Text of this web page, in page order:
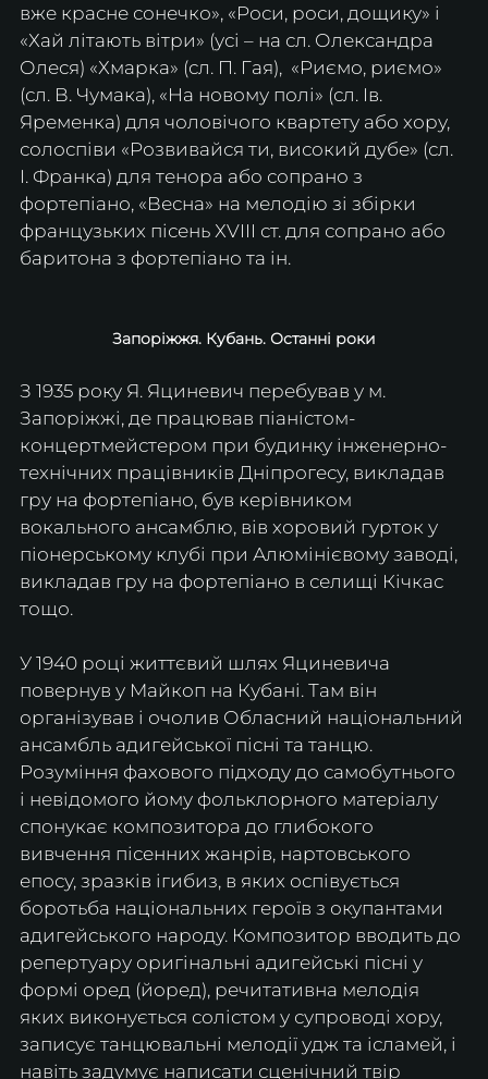
вже красне сонечко», «Роси, роси, дощику» і
«Хай літають вітри» (усі – на сл. Олександра
Олеся) «Хмарка» (сл. П. Гая),  «Риємо, риємо»
(сл. В. Чумака), «На новому полі» (сл. Ів.
Яременка) для чоловічого квартету або хору,
солоспіви «Розвивайся ти, високий дубе» (сл.
І. Франка) для тенора або сопрано з
фортепіано, «Весна» на мелодію зі збірки
французьких пісень ХVIII ст. для сопрано або
баритона з фортепіано та ін.
Запоріжжя. Кубань. Останні роки
З 1935 року Я. Яциневич перебував у м.
Запоріжжі, де працював піаністом-
концертмейстером при будинку інженерно-
технічних працівників Дніпрогесу, викладав
гру на фортепіано, був керівником
вокального ансамблю, вів хоровий гурток у
піонерському клубі при Алюмінієвому заводі,
викладав гру на фортепіано в селищі Кічкас
тощо.
У 1940 році життєвий шлях Яциневича
повернув у Майкоп на Кубані. Там він
організував і очолив Обласний національний
ансамбль адигейської пісні та танцю.
Розуміння фахового підходу до самобутнього
і невідомого йому фольклорного матеріалу
спонукає композитора до глибокого
вивчення пісенних жанрів, нартовського
епосу, зразків ігибиз, в яких оспівується
боротьба національних героїв з окупантами
адигейського народу. Композитор вводить до
репертуару оригінальні адигейські пісні у
формі оред (йоред), речитативна мелодія
яких виконується солістом у супроводі хору,
записує танцювальні мелодії удж та ісламей, і
навіть задумує написати сценічний твір